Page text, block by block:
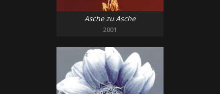
Asche zu Asche
2001